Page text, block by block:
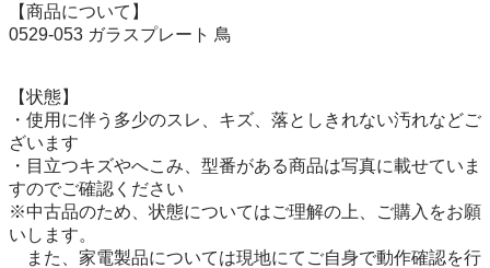
【商品について】
0529-053 ガラスプレート 鳥
【状態】
・使用に伴う多少のスレ、キズ、落としきれない汚れなどご
ざいます
・目立つキズやへこみ、型番がある商品は写真に載せていま
すのでご確認ください
※中古品のため、状態についてはご理解の上、ご購入をお願
いします。
また、家電製品については現地にてご自身で動作確認を行